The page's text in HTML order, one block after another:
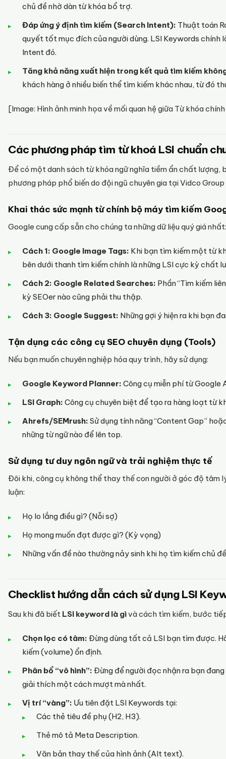
chủ đề nhờ dàn từ khóa bổ trợ.
Đáp ứng ý định tìm kiếm (Search Intent): Thuật toán
quyết tốt mục đích của người dùng. LSI Keywords chính
Intent đó.
Tăng khả năng xuất hiện trong kết quả tìm kiếm
khách hàng ở nhiều biến thể tìm kiếm khác nhau, từ đó
[Image: Hình ảnh minh họa về mối quan hệ giữa Từ khóa
Các phương pháp tìm từ khoá LSI chuẩn
Để có một danh sách từ khóa ngữ nghĩa tiềm ẩn chất lượng,
phương pháp phổ biến do đội ngũ chuyên gia tại Vidco
Khai thác sức mạnh từ chính bộ máy tìm kiếm
Google cung cấp sẵn cho chúng ta những dữ liệu quý giá nhất:
Cách 1: Google Image Tags: Khi bạn tìm kiếm một từ
bên dưới thanh tìm kiếm chính là những LSI cực kỳ chất
Cách 2: Google Related Searches: Phần “Tìm kiếm
kỳ SEOer nào cũng phải thu thập.
Cách 3: Google Suggest: Những gợi ý hiện ra khi bạn
Tận dụng các công cụ SEO chuyên dụng (Tools)
Nếu bạn muốn chuyên nghiệp hóa quy trình, hãy sử dụng:
Google Keyword Planner: Công cụ miễn phí từ Google
LSI Graph: Công cụ chuyên biệt để tạo ra hàng loạt từ
Ahrefs/SEMrush: Sử dụng tính năng “Content Gap”
những từ ngữ nào để lên top.
Sử dụng tư duy ngôn ngữ và trải nghiệm thực tế
Đôi khi, công cụ không thể thay thế con người ở góc độ tâm
luận:
Họ lo lắng điều gì? (Nỗi sợ)
Họ mong muốn đạt được gì? (Kỳ vọng)
Những vấn đề nào thường nảy sinh khi họ tìm kiếm chủ
Checklist hướng dẫn cách sử dụng LSI
Sau khi đã biết LSI keyword là gìvà cách tìm kiếm, bước
Chọn lọc có tâm: Đừng dùng tất cả LSI bạn tìm được.
kiếm (volume) ổn định.
Phân bổ “vô hình”: Đừng để người đọc nhận ra bạn
giải thích một cách mượt mà nhất.
Vị trí “vàng”: Ưu tiên đặt LSI Keywords tại:
Các thẻ tiêu đề phụ (H2, H3).
Thẻ mô tả Meta Description.
Văn bản thay thế của hình ảnh (Alt text).